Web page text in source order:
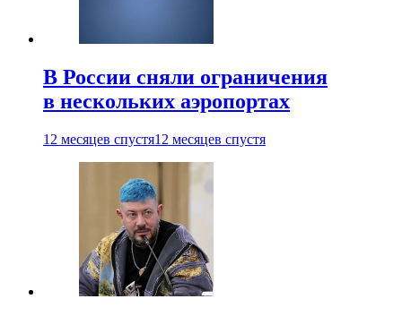
В России сняли ограничения
в нескольких аэропортах
12 месяцев спустя12 месяцев спустя